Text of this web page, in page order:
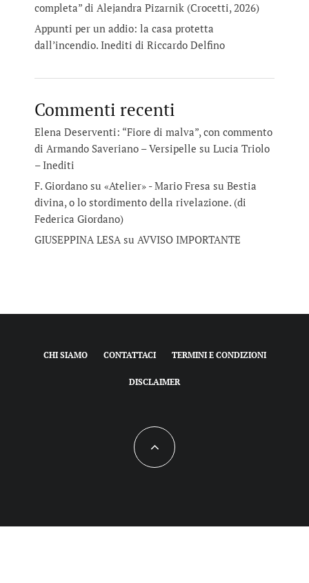
completa” di Alejandra Pizarnik (Crocetti, 2026)
Appunti per un addio: la casa protetta
dall’incendio. Inediti di Riccardo Delfino
Commenti recenti
Elena Deserventi: “Fiore di malva”, con commento
di Armando Saveriano – Versipelle su Lucia Triolo
– Inediti
F. Giordano su «Atelier» - Mario Fresa su Bestia
divina, o lo stordimento della rivelazione. (di
Federica Giordano)
GIUSEPPINA LESAsu AVVISO IMPORTANTE
CHI SIAMO CONTATTACI TERMINI E CONDIZIONI
DISCLAIMER